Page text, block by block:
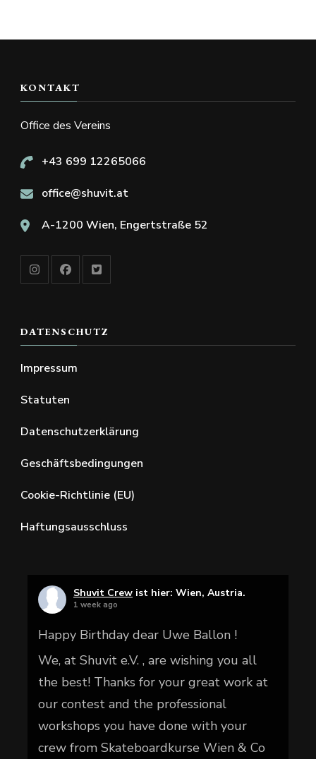
KONTAKT
Office des Vereins
+43 699 12265066
office@shuvit.at
A-1200 Wien, Engertstraße 52
DATENSCHUTZ
Impressum
Statuten
Datenschutzerklärung
Geschäftsbedingungen
Cookie-Richtlinie (EU)
Haftungsausschluss
Shuvit Crew ist hier: Wien, Austria.
1 week ago
Happy Birthday dear Uwe Ballon !
We, at Shuvit e.V. , are wishing you all
the best! Thanks for your great work at
our contest and the professional
workshops you have done with your
crew from Skateboardkurse Wien & Co